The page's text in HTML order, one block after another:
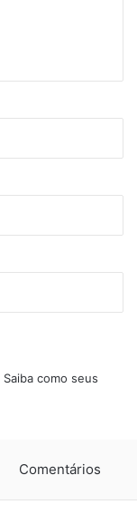
Saiba como seus
Comentários